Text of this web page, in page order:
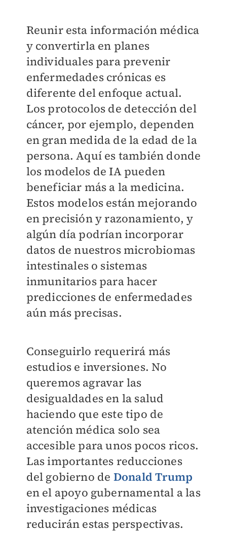
Reunir esta información médica
y convertirla en planes
individuales para prevenir
enfermedades crónicas es
diferente del enfoque actual.
Los protocolos de detección del
cáncer, por ejemplo, dependen
en gran medida de la edad de la
persona. Aquí es también donde
los modelos de IA pueden
beneficiar más a la medicina.
Estos modelos están mejorando
en precisión y razonamiento, y
algún día podrían incorporar
datos de nuestros microbiomas
intestinales o sistemas
inmunitarios para hacer
predicciones de enfermedades
aún más precisas.
Conseguirlo requerirá más
estudios e inversiones. No
queremos agravar las
desigualdades en la salud
haciendo que este tipo de
atención médica solo sea
accesible para unos pocos ricos.
Las importantes reducciones
del gobierno de Donald Trump
en el apoyo gubernamental a las
investigaciones médicas
reducirán estas perspectivas.